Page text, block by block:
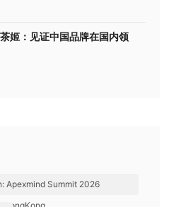
姬：见证中国品牌在国内领
Apexmind Summit 2026